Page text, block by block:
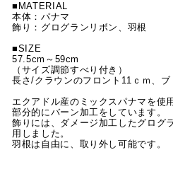
■MATERIAL
本体：パナマ
飾り：グログランリボン、羽根
■SIZE
57.5cm～59cm
（サイズ調節すべり付き）
長さ/クラウンのフロント11ｃｍ、ブ
エクアドル産のミックスパナマを使
部分的にバーン加工をしています。
飾りには、ダメージ加工したグログ
用しました。
羽根は自由に、取り外し可能です。